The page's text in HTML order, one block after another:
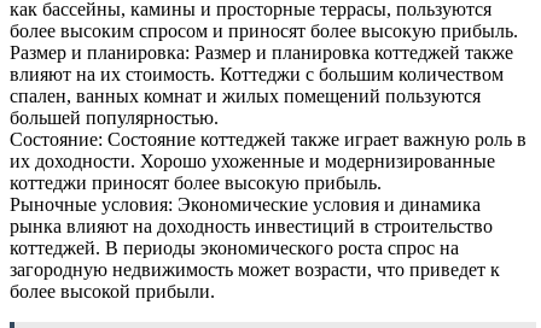
как бассейны, камины и просторные террасы, пользуются
более высоким спросом и приносят более высокую прибыль.
Размер и планировка: Размер и планировка коттеджей также
влияют на их стоимость. Коттеджи с большим количеством
спален, ванных комнат и жилых помещений пользуются
большей популярностью.
Состояние: Состояние коттеджей также играет важную роль в
их доходности. Хорошо ухоженные и модернизированные
коттеджи приносят более высокую прибыль.
Рыночные условия: Экономические условия и динамика
рынка влияют на доходность инвестиций в строительство
коттеджей. В периоды экономического роста спрос на
загородную недвижимость может возрасти, что приведет к
более высокой прибыли.